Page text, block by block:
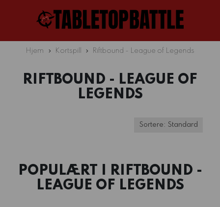
Hjem Kortspill Riftbound - League of Legends
RIFTBOUND - LEAGUE OF
LEGENDS
POPULÆRT I RIFTBOUND -
LEAGUE OF LEGENDS